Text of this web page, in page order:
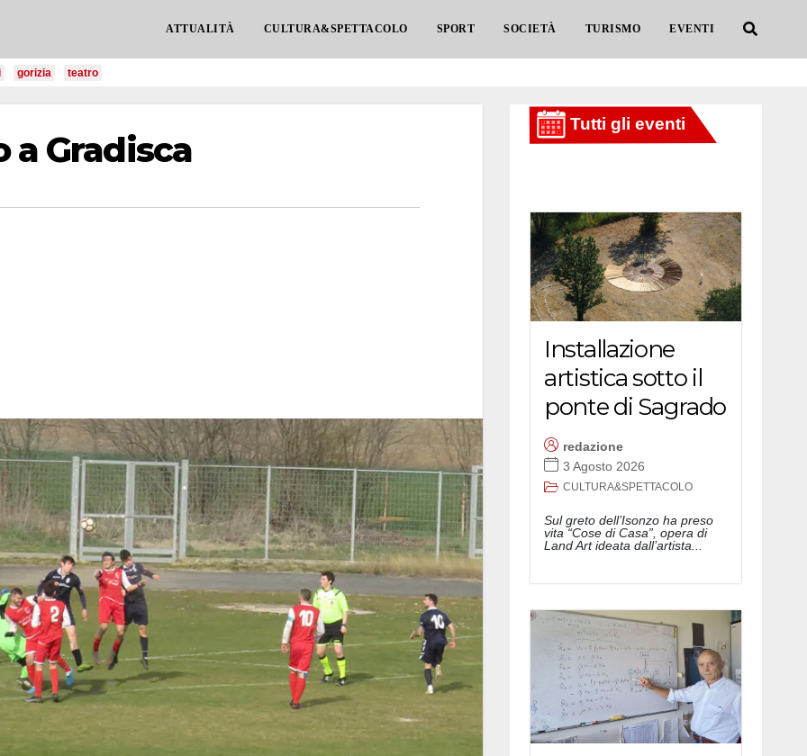
ATTUALITÀ CULTURA&SPETTACOLO SPORT SOCIETÀ TURISMO EVENTI
gorizia teatro
a Gradisca
Installazione
artistica sotto il
ponte di Sagrado
redazione
3 Agosto 2026
CULTURA&SPETTACOLO
Sul greto dell’Isonzo ha preso
vita “Cose di Casa”, opera di
Land Art ideata dall’artista...